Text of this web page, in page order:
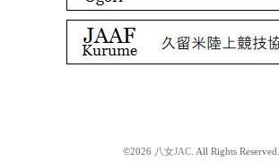
©2026 八女JAC. All Rights Reserved.